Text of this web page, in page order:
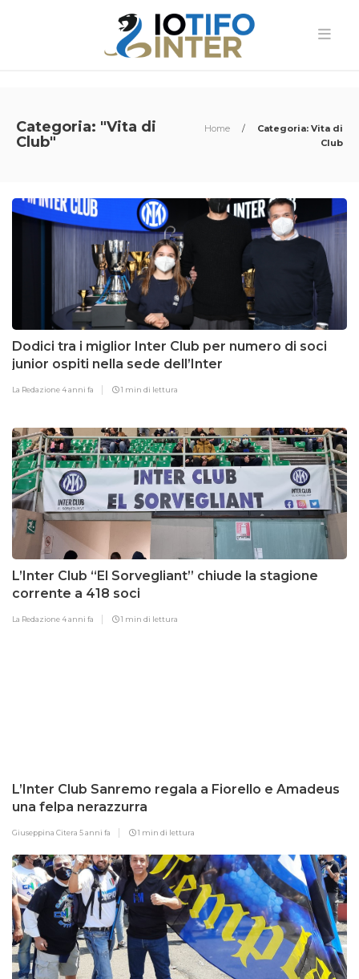
Categoria: "Vita di
Club"
Home /
Categoria: Vita di
Club
Dodici tra i miglior Inter Club per numero di soci
junior ospiti nella sede dell’Inter
La Redazione4 anni fa 1 min di lettura
L’Inter Club “El Sorvegliant” chiude la stagione
corrente a 418 soci
La Redazione4 anni fa 1 min di lettura
L’Inter Club Sanremo regala a Fiorello e Amadeus
una felpa nerazzurra
Giuseppina Citera 5 anni fa 1 min di lettura